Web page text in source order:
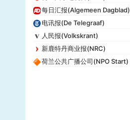
每日汇报(Algemeen Dagblad)
电讯报(De Telegraaf)
人民报(Volkskrant)
新鹿特丹商业报(NRC)
荷兰公共广播公司(NPO Start)